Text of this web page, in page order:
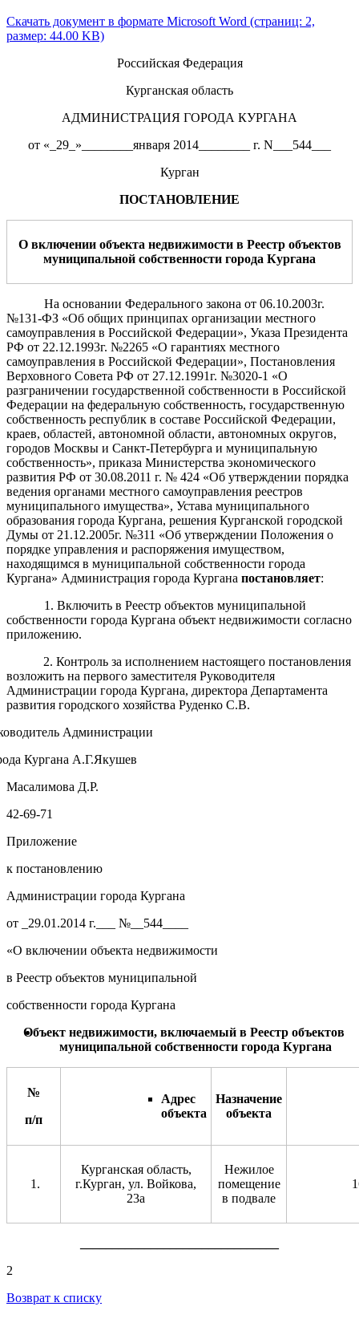
Скачать документ в формате Microsoft Word (страниц: 2,
размер: 44.00 KB)
Российская Федерация
Курганская область
АДМИНИСТРАЦИЯ ГОРОДА КУРГАНА
от «_29_»________января 2014________ г. N___544___
Курган
ПОСТАНОВЛЕНИЕ
О включении объекта недвижимости в Реестр объектов
муниципальной собственности города Кургана
На основании Федерального закона от 06.10.2003г.
№131-ФЗ «Об общих принципах организации местного
самоуправления в Российской Федерации», Указа Президента
РФ от 22.12.1993г. №2265 «О гарантиях местного
самоуправления в Российской Федерации», Постановления
Верховного Совета РФ от 27.12.1991г. №3020-1 «О
разграничении государственной собственности в Российской
Федерации на федеральную собственность, государственную
собственность республик в составе Российской Федерации,
краев, областей, автономной области, автономных округов,
городов Москвы и Санкт-Петербурга и муниципальную
собственность», приказа Министерства экономического
развития РФ от 30.08.2011 г. № 424 «Об утверждении порядка
ведения органами местного самоуправления реестров
муниципального имущества», Устава муниципального
образования города Кургана, решения Курганской городской
Думы от 21.12.2005г. №311 «Об утверждении Положения о
порядке управления и распоряжения имуществом,
находящимся в муниципальной собственности города
Кургана» Администрация города Кургана постановляет:
1. Включить в Реестр объектов муниципальной
собственности города Кургана объект недвижимости согласно
приложению.
2. Контроль за исполнением настоящего постановления
возложить на первого заместителя Руководителя
Администрации города Кургана, директора Департамента
развития городского хозяйства Руденко С.В.
Администрации
Кургана А.Г.Якушев
Масалимова Д.Р.
42-69-71
Приложение
к постановлению
Администрации города Кургана
от _29.01.2014 г.___ №__544____
«О включении объекта недвижимости
в Реестр объектов муниципальной
собственности города Кургана
Объект недвижимости, включаемый в Реестр объектов
муниципальной собственности города Кургана
№
п/п
Адрес
объекта
Назначение
объекта
Курганская область,
г.Курган, ул. Войкова,
23а
Нежилое
помещение
в подвале
2
Возврат к списку